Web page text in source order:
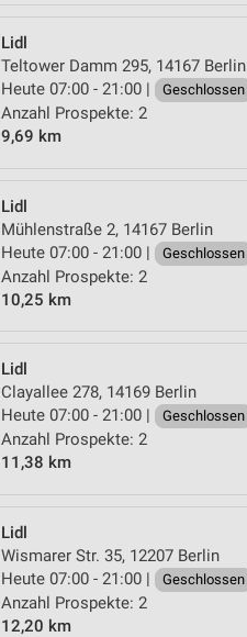
Lidl
Teltower Damm 295, 14167 Berlin
Heute 07:00 - 21:00 |
Geschlossen
Anzahl Prospekte: 2
9,69 km
Lidl
Mühlenstraße 2, 14167 Berlin
Heute 07:00 - 21:00 |
Geschlossen
Anzahl Prospekte: 2
10,25 km
Lidl
Clayallee 278, 14169 Berlin
Heute 07:00 - 21:00 |
Geschlossen
Anzahl Prospekte: 2
11,38 km
Lidl
Wismarer Str. 35, 12207 Berlin
Heute 07:00 - 21:00 |
Geschlossen
Anzahl Prospekte: 2
12,20 km